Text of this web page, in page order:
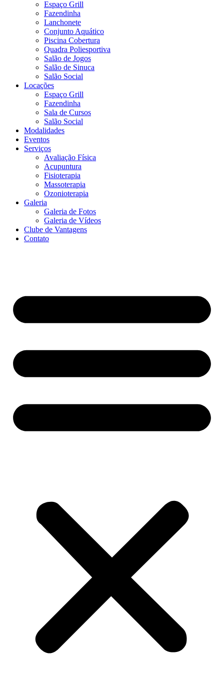
Espaço Grill
Fazendinha
Lanchonete
Conjunto Aquático
Piscina Cobertura
Quadra Poliesportiva
Salão de Jogos
Salão de Sinuca
Salão Social
Locações
Espaço Grill
Fazendinha
Sala de Cursos
Salão Social
Modalidades
Eventos
Serviços
Avaliação Física
Acupuntura
Fisioterapia
Massoterapia
Ozonioterapia
Galeria
Galeria de Fotos
Galeria de Vídeos
Clube de Vantagens
Contato